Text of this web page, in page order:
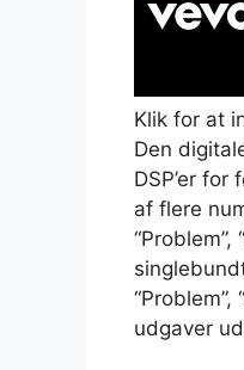
Klik for at
Den
DSP’er
af flere
“Problem”,
udgaver